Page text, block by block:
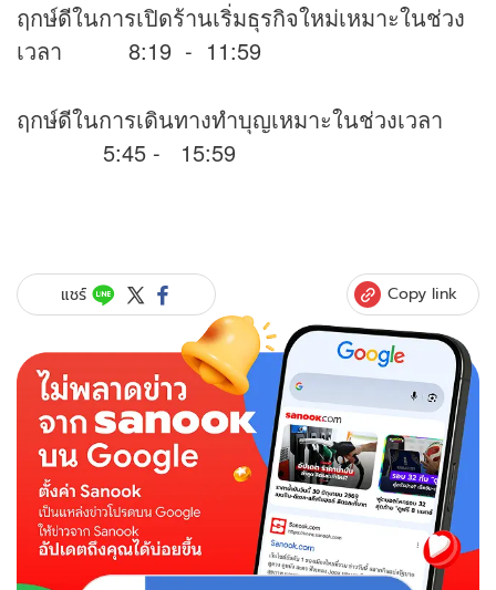
ฤกษ์ดีในการเปิดร้านเริ่มธุรกิจใหม่เหมาะในช่วง
เวลา 8:19 - 11:59
ฤกษ์ดีในการเดินทางทำบุญเหมาะในช่วงเวลา
5:45 - 15:59
แชร์ Copy link